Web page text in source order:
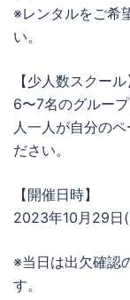
※レンタルをご希
い。
【少人数スクール
6〜7名のグルー
人一人が自分の
ださい。
【開催日時】
2023年10月29日
※当日は出欠確認
す。